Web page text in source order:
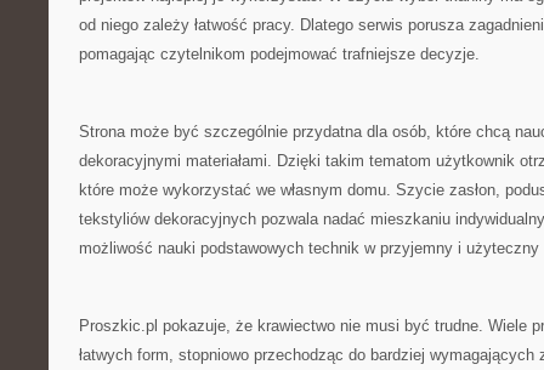
od niego zależy łatwość pracy. Dlatego serwis porusza
pomagając czytelnikom podejmować trafniejsze decyzje.
Strona może być szczególnie przydatna dla osób, które chcą
dekoracyjnymi materiałami. Dzięki takim tematom użytkownik
które może wykorzystać we własnym domu. Szycie zasłon,
tekstyliów dekoracyjnych pozwala nadać mieszkaniu
możliwość nauki podstawowych technik w przyjemny i użyteczny
Proszkic.pl pokazuje, że krawiectwo nie musi być trudne. Wiele
łatwych form, stopniowo przechodząc do bardziej